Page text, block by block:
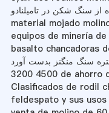
از سنگ شکن در تامیلنادو
material mojado
equipos de minería
basalto chancadoras
سنگ منگنز بدست آورد
3200 4500 de ahorro
Clasificados de rodil
feldespato y sus usos